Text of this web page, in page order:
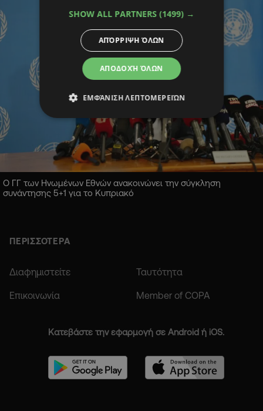
Ο ΓΓ των Ηνωμένων Εθνών ανακοινώνει την σύγκληση
συνάντησης 5+1 για το Κυπριακό
ΠΕΡΙΣΣΟΤΕΡΑ
Διαφημιστείτε Ταυτότητα
Επικοινωνία Member of COPA
Κατεβάστε την εφαρμογή σε Android ή iOS.
SHOW ALL PARTNERS (1499) →
ΑΠΟΔΟΧΉ ΌΛΩΝ
ΑΠΌΡΡΙΨΗ ΌΛΩΝ
ΕΜΦΆΝΙΣΗ ΛΕΠΤΟΜΕΡΕΙΏΝ